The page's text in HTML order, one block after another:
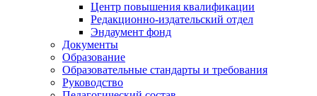
Центр повышения квалификации
Редакционно-издательский отдел
Эндаумент фонд
Документы
Образование
Образовательные стандарты и требования
Руководство